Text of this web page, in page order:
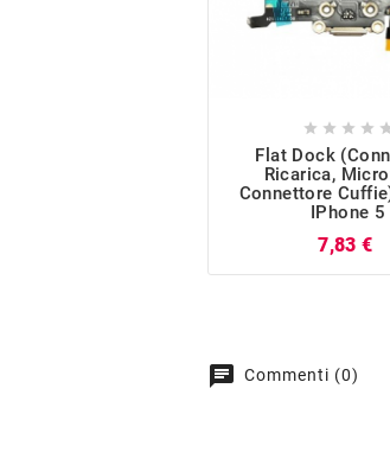
   
Flat Dock
Ricarica,
Connettore
IPhone 5
7,83 €
chat Commenti (0)